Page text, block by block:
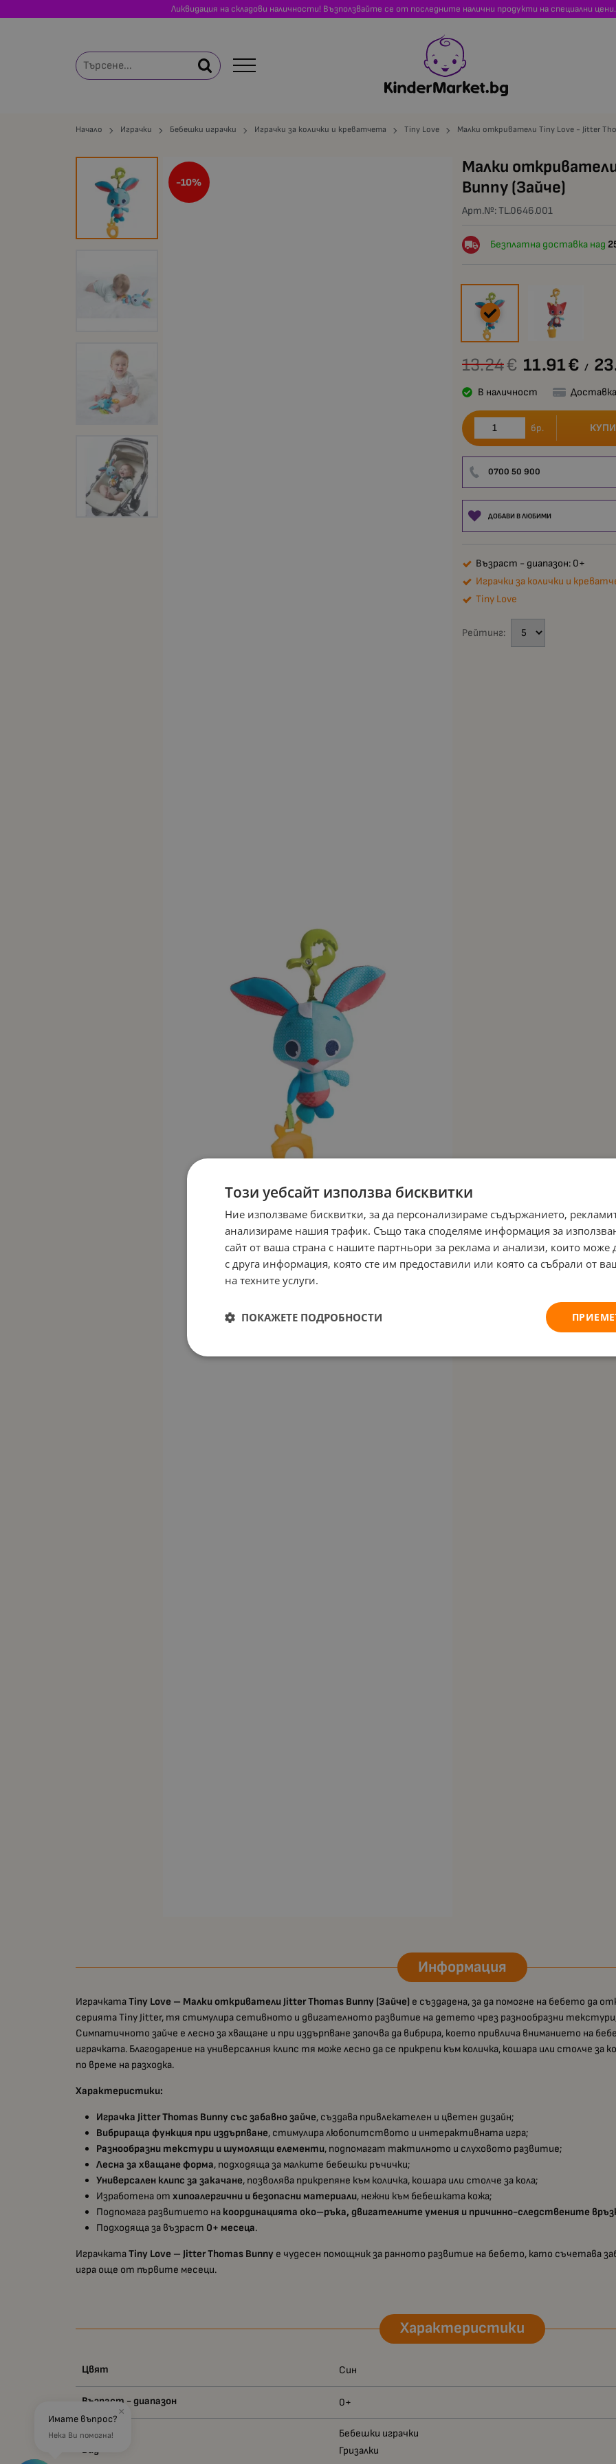
Ликвидация на складови наличности! Възползвайте се от последните налични продукти на специални
Начало Играчки Бебешки играчки Играчки за колички и креватчета Tiny Love Малки откриватели Tiny Love - Jitter
Малки
Bunny (Зайче)
Арт.№:TL.0646.001
-10%
Безплатна доставка над
13.24€ 11.91€ /
В наличност
бр. КУПИ
0700 50 900
ДОБАВИ В ЛЮБИМИ
Възраст - диапазон: 0+
Играчки за колички и
Tiny Love
Рейтинг:
Информация
ИграчкатаTiny Love – Малки откриватели Jitter Thomas Bunny (Зайче) е създадена, за да помогне на бебето да
серията Tiny Jitter, тя стимулира сетивното и двигателното развитие на детето чрез разнообразни
Симпатичното зайче е лесно за хващане и при издърпване започва да вибрира, което привлича вниманието на
играчката. Благодарение на универсалния клипс тя може лесно да се прикрепи към количка, кошара или столче за
по време на разходка.
Характеристики:
Играчка Jitter Thomas Bunny със забавно зайче, създава привлекателен и цветен дизайн;
Вибрираща функция при издърпване, стимулира любопитството и интерактивната игра;
Разнообразни текстури и шумолящи елементи, подпомагат тактилното и слуховото развитие;
Лесна за хващане форма, подходяща за малките бебешки ръчички;
Универсален клипс за закачане, позволява прикрепяне към количка, кошара или столче за кола;
Изработена отхипоалергични и безопасни материали, нежни към бебешката кожа;
Подпомага развитието на координацията око–ръка, двигателните умения и причинно-следствените
Подходяща за възраст 0+ месеца.
ИграчкатаTiny Love – Jitter Thomas Bunny е чудесен помощник за ранното развитие на бебето, като съчетава
игра още от първите месеци.
Характеристики
Цвят Син
Възраст - диапазон 0+
Вид
Бебешки играчки
Гризалки
Този уебсайт използва бисквитки
Ние използваме бисквитки, за да персонализираме съдържанието,
анализираме нашия трафик. Също така споделяме информация за
сайт от ваша страна с нашите партньори за реклама и анализи, които може
с друга информация, която сте им предоставили или която са събрали от
на техните услуги.
ПОКАЖЕТЕ ПОДРОБНОСТИ
×
Имате въпрос?
Нека Ви помогна!